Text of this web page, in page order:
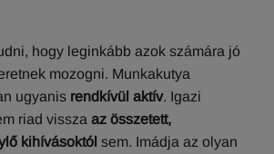
hogy leginkább azok számára jó
mozogni. Munkakutya
ugyanis rendkívül aktív. Igazi
riad vissza az összetett,
kihívásoktól sem. Imádja az olyan